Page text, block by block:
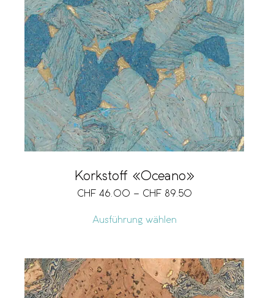
Korkstoff «Oceano»
CHF 46.00 – CHF 89.50
Ausführung wählen